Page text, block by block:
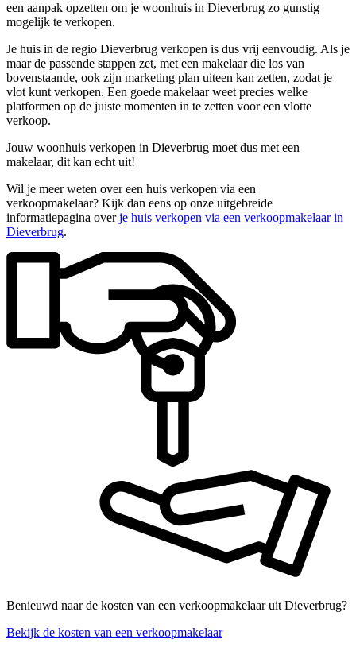
een aanpak opzetten om je woonhuis in Dieverbrug zo gunstig
mogelijk te verkopen.
Je huis in de regio Dieverbrug verkopen is dus vrij eenvoudig. Als je
maar de passende stappen zet, met een makelaar die los van
bovenstaande, ook zijn marketing plan uiteen kan zetten, zodat je
vlot kunt verkopen. Een goede makelaar weet precies welke
platformen op de juiste momenten in te zetten voor een vlotte
verkoop.
Jouw woonhuis verkopen in Dieverbrug moet dus met een
makelaar, dit kan echt uit!
Wil je meer weten over een huis verkopen via een
verkoopmakelaar? Kijk dan eens op onze uitgebreide
informatiepagina overje huis verkopen via een verkoopmakelaar in
Dieverbrug.
Benieuwd naar de kosten van een verkoopmakelaar uit Dieverbrug?
Bekijk de kosten van een verkoopmakelaar